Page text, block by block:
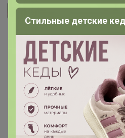
Сандрелла
Happy Baby, приношу свои
выглядела тоненькой
бросила ее в корзину,
500р. А когда в марте платила,
800р + % орга, транспортные,
оказалась, что она крутая!
кофта хорошего качества
нее - сущий пустяк Не
Стильные детские